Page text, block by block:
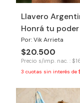
Llavero
Honrá tu poder
Por: Vik Arrieta
$20.500
Precio s/imp. nac. :
3 cuotas sin interés de